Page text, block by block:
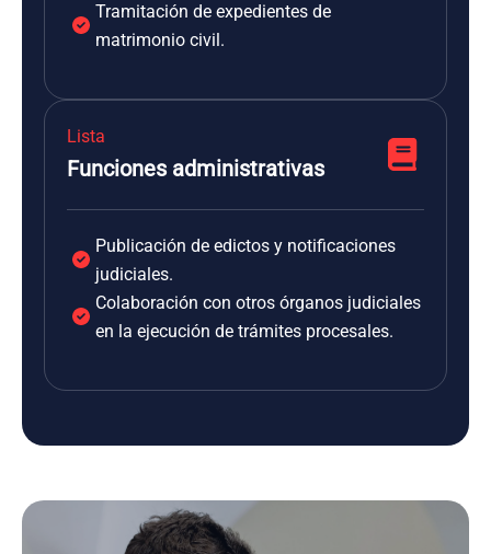
Tramitación de expedientes de
matrimonio civil.
Lista
Funciones administrativas
Publicación de edictos y notificaciones
judiciales.
Colaboración con otros órganos judiciales
en la ejecución de trámites procesales.